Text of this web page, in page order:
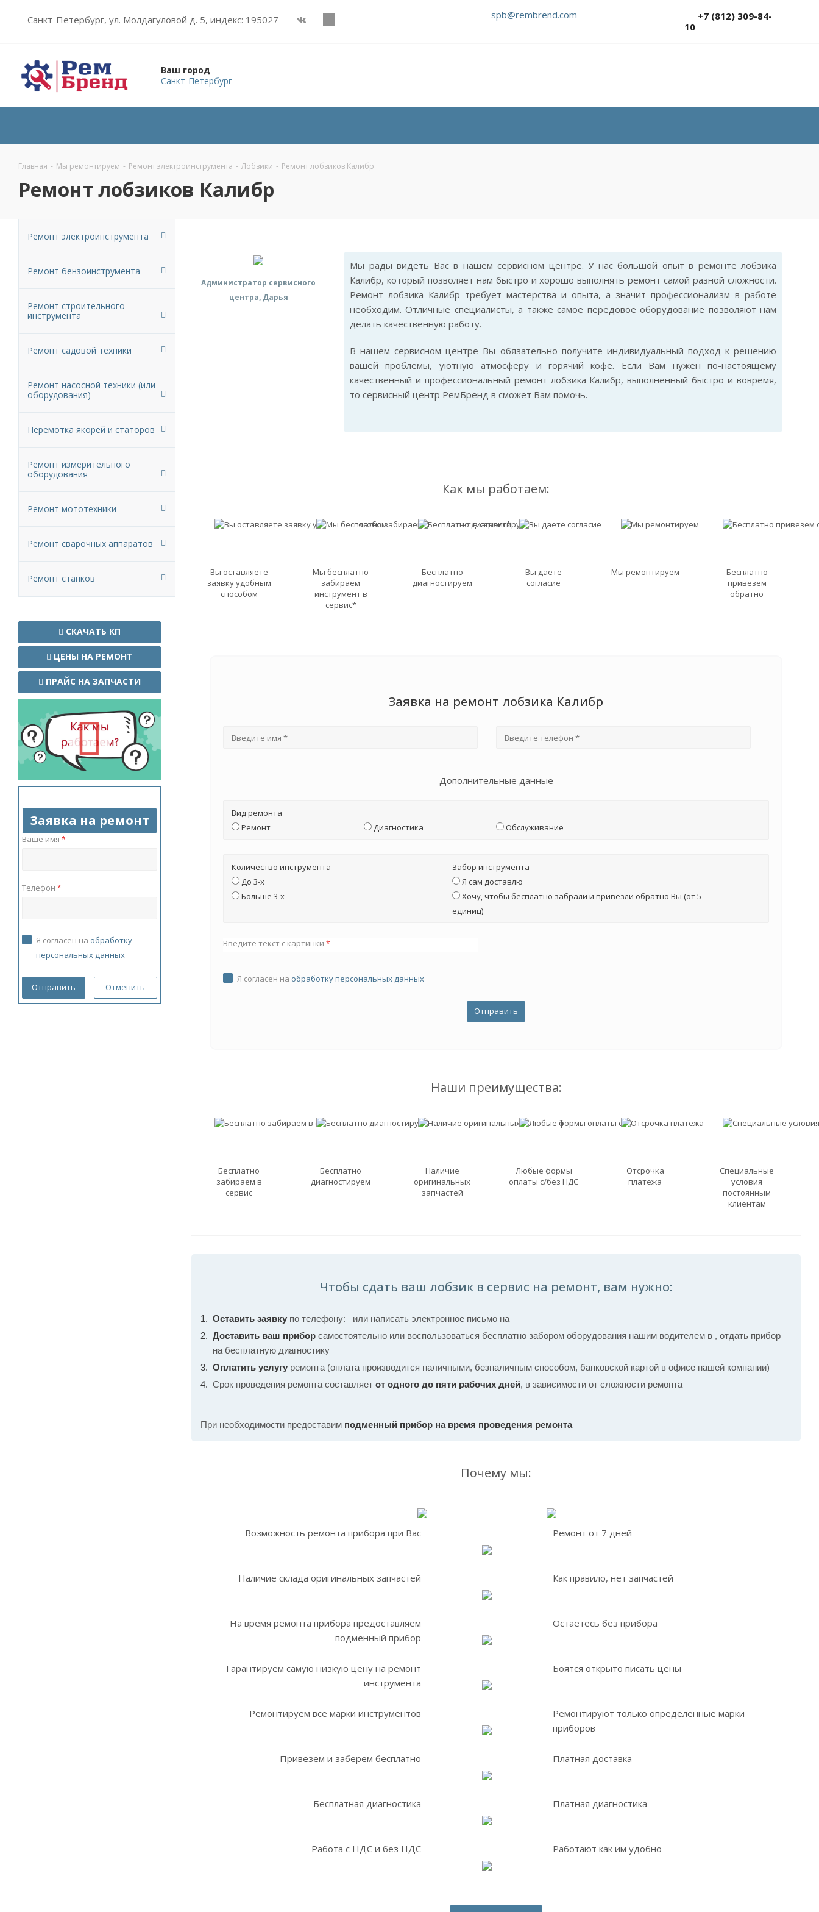
Санкт-Петербург, ул. Молдагуловой д. 5, индекс: 195027 spb@rembrend.com
+7 (812) 309-84-
10
Ваш город
Санкт-Петербург
Главная - Мы ремонтируем - Ремонт электроинструмента - Лобзики - Ремонт лобзиков Калибр
Ремонт лобзиков Калибр
Администратор сервисного
центра, Дарья
Мы рады видеть Вас в нашем сервисном центре. У нас большой опыт в ремонте лобзика
Калибр, который позволяет нам быстро и хорошо выполнять ремонт самой разной сложности.
Ремонт лобзика Калибр требует мастерства и опыта, а значит профессионализм в работе
необходим. Отличные специалисты, а также самое передовое оборудование позволяют нам
делать качественную работу.
В нашем сервисном центре Вы обязательно получите индивидуальный подход к решению
вашей проблемы, уютную атмосферу и горячий кофе. Если Вам нужен по-настоящему
качественный и профессиональный ремонт лобзика Калибр, выполненный быстро и вовремя,
то сервисный центр РемБренд в сможет Вам помочь.
Как мы работаем:
Вы оставляете
заявку удобным
способом
Мы бесплатно
забираем
инструмент в
сервис*
Бесплатно
диагностируем
Вы даете
согласие
Мы ремонтируем
Бесплатно
привезем
обратно
Заявка на ремонт лобзика Калибр
Дополнительные данные
Вид ремонта
Ремонт
Диагностика Обслуживание
Количество инструмента
До 3-х
Больше 3-х
Забор инструмента
Я сам доставлю
Хочу, чтобы бесплатно забрали и привезли обратно Вы (от 5
единиц)
Введите текст с картинки *
Я согласен на обработку персональных данных
Наши преимущества:
Бесплатно
забираем в
сервис
Бесплатно
диагностируем
Наличие
оригинальных
запчастей
Любые формы
оплаты с/без НДС
Отсрочка
платежа
Специальные
условия
постоянным
клиентам
Чтобы сдать ваш лобзик в сервис на ремонт, вам нужно:
Оставить заявку по телефону:
или написать электронное письмо на
Доставить ваш прибор самостоятельно или воспользоваться бесплатно забором оборудования нашим водителем в , отдать прибор
на бесплатную диагностику
Оплатить услугу ремонта (оплата производится наличными, безналичным способом, банковской картой в офисе нашей компании)
Срок проведения ремонта составляет от одного до пяти рабочих дней, в зависимости от сложности ремонта
При необходимости предоставим подменный прибор на время проведения ремонта
Почему мы:
Возможность ремонта прибора при Вас
Наличие склада оригинальных запчастей
На время ремонта прибора предоставляем
подменный прибор
Гарантируем самую низкую цену на ремонт
инструмента
Ремонтируем все марки инструментов
Привезем и заберем бесплатно
Бесплатная диагностика
Работа с НДС и без НДС
Ремонт от 7 дней
Как правило, нет запчастей
Остаетесь без прибора
Боятся открыто писать цены
Ремонтируют только определенные марки
приборов
Платная доставка
Платная диагностика
Работают как им удобно
Ремонт электроинструмента
Ремонт бензоинструмента
Ремонт строительного
инструмента
Ремонт садовой техники
Ремонт насосной техники (или
оборудования)
Перемотка якорей и статоров
Ремонт измерительного
оборудования
Ремонт мототехники
Ремонт сварочных аппаратов
Ремонт станков
СКАЧАТЬ КП
ЦЕНЫ НА РЕМОНТ
ПРАЙС НА ЗАПЧАСТИ
Заявка на ремонт
Ваше имя *
Телефон *
Я согласен на обработку
персональных данных
Отменить